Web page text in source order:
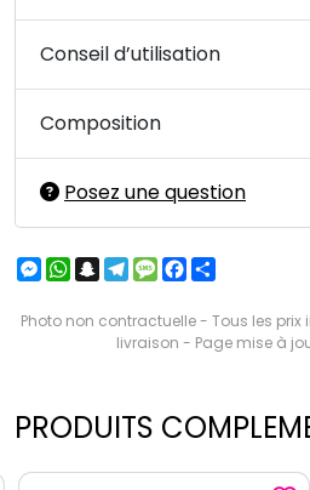
Conseil d’utilisation
Composition
Posez une question
Messenger
WhatsApp
Snapchat
Telegram
MessageFacebook
Photo non contractuelle - Tous les prix
livraison - Page mise à
PRODUITS